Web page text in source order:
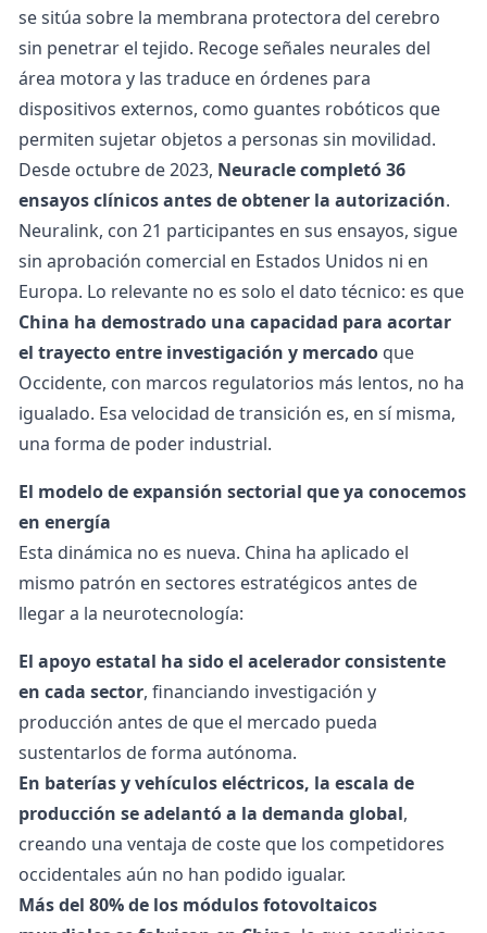
se sitúa sobre la membrana protectora del cerebro
sin penetrar el tejido. Recoge señales neurales del
área motora y las traduce en órdenes para
dispositivos externos, como guantes robóticos que
permiten sujetar objetos a personas sin movilidad.
Desde octubre de 2023, Neuracle completó 36
ensayos clínicos antes de obtener la autorización.
Neuralink, con 21 participantes en sus ensayos, sigue
sin aprobación comercial en Estados Unidos ni en
Europa. Lo relevante no es solo el dato técnico: es que
China ha demostrado una capacidad para acortar
el trayecto entre investigación y mercado que
Occidente, con marcos regulatorios más lentos, no ha
igualado. Esa velocidad de transición es, en sí misma,
una forma de poder industrial.
El modelo de expansión sectorial que ya conocemos
en energía
Esta dinámica no es nueva. China ha aplicado el
mismo patrón en sectores estratégicos antes de
llegar a la neurotecnología:
El apoyo estatal ha sido el acelerador consistente
en cada sector, financiando investigación y
producción antes de que el mercado pueda
sustentarlos de forma autónoma.
En baterías yvehículos eléctricos, la escala de
producción se adelantó a la demanda global,
creando una ventaja de coste que los competidores
occidentales aún no han podido igualar.
Más del 80% de los módulos fotovoltaicos